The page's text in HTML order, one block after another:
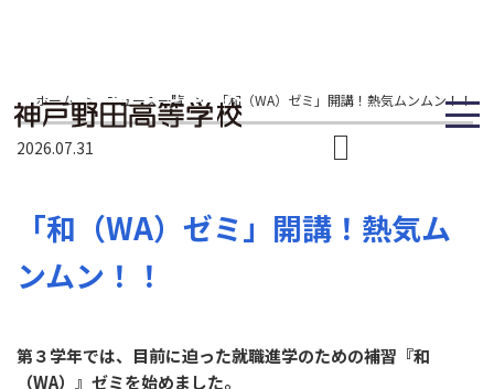
ホーム > ニュース一覧 > 「和（WA）ゼミ」開講！熱気ムンムン！！
2026.07.31
「和（WA）ゼミ」開講！熱気ム
ンムン！！
第３学年では、目前に迫った就職進学のための補習『和
（WA）』ゼミを始めました。